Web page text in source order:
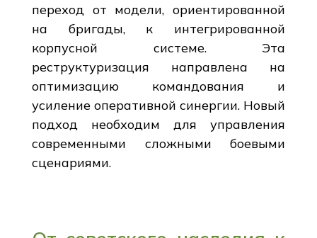
переход от модели, ориентированной
на бригады, к интегрированной
корпусной системе. Эта
реструктуризация направлена на
оптимизацию командования и
усиление оперативной синергии. Новый
подход необходим для управления
современными сложными боевыми
сценариями.